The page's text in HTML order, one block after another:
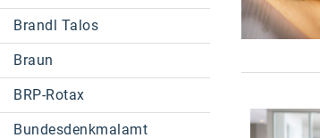
Brandl Talos
Braun
BRP-Rotax
Bundesdenkmalamt